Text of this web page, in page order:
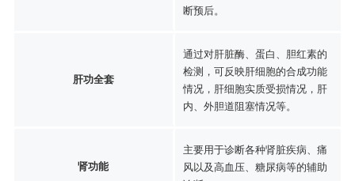
断预后。
肝功全套
通过对肝脏酶、蛋白、胆红素的
检测，可反映肝细胞的合成功能
情况，肝细胞实质受损情况，肝
内、外胆道阻塞情况等。
肾功能
主要用于诊断各种肾脏疾病、痛
风以及高血压、糖尿病等的辅助